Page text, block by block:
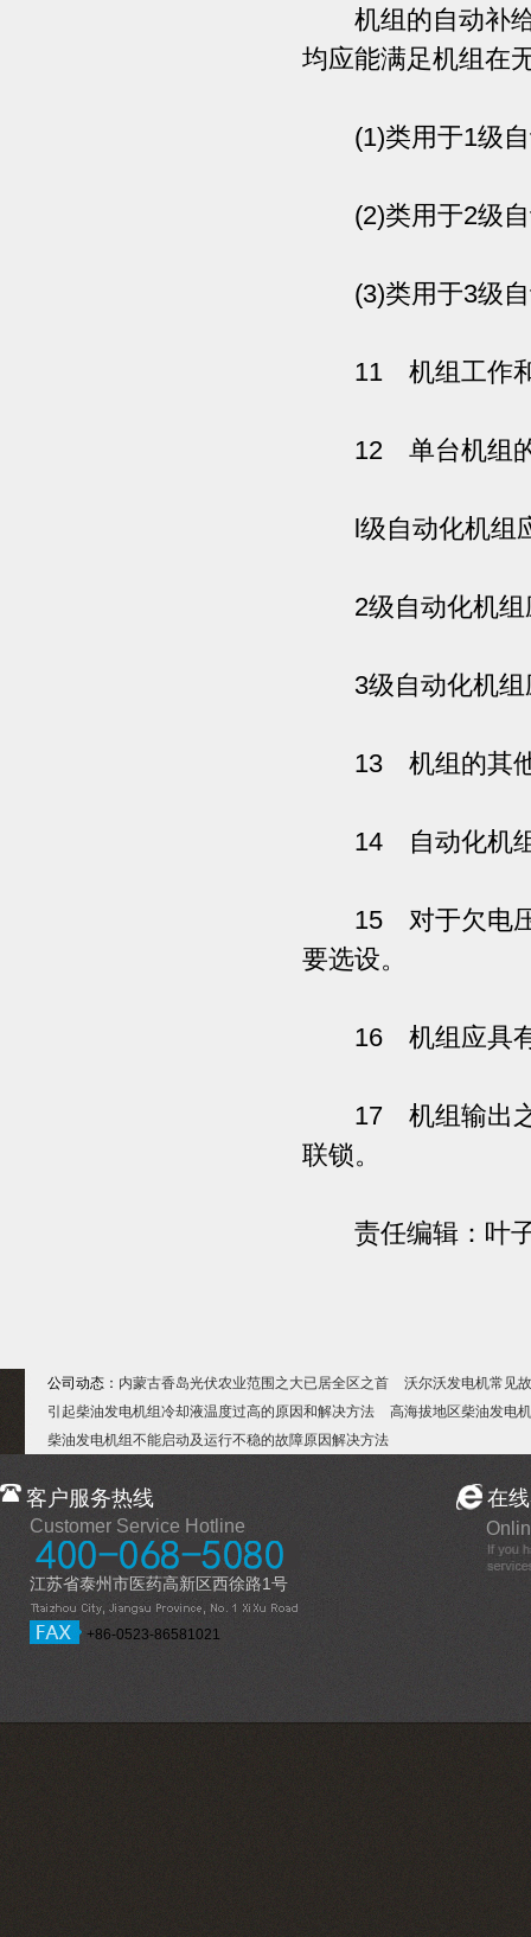
机组的自动补给
均应能满足机组在
(1)类用于1级自
(2)类用于2级自
(3)类用于3级自
11 机组工作和
12 单台机组的
l级自动化机组
2级自动化机组
3级自动化机组
13 机组的其他
14 自动化机组
15 对于欠电压
要选设。
16 机组应具有
17 机组输出之
联锁。
责任编辑：叶
公司动态： 内蒙古香岛光伏农业范围之大已居全区之首
沃尔沃发电机常见
引起柴油发电机组冷却液温度过高的原因和解决方法
高海拔地区柴油发电
柴油发电机组不能启动及运行不稳的故障原因解决方法
客户服务热线
Customer Service Hotline
江苏省泰州市医药高新区西徐路1号
+86-0523-86581021
在